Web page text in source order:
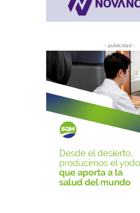
- publicidad -